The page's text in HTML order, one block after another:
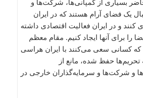
بسیاری از کمپانی‌ها، شرکت‌ها و
یک فضای آرام هستند که در ایران
کنند و در ایران فعالیت اقتصادی داشته
را برای آنها ایجاد کنیم. مقام معظم
که کسانی سعی می‌کنند با ایران هراسی
تحریم‌ها حفظ شده، مانع از
و شرکت‌ها و سرمایه‌گذاران خارجی در